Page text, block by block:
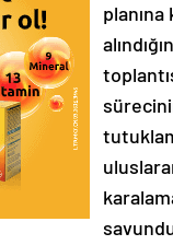
planına